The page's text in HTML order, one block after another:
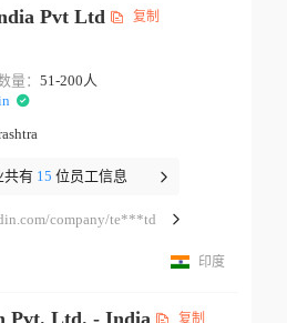
Pvt Ltd 复制
量： 51-200人
共有 15 位员工信息
company/te***td
印度
复制